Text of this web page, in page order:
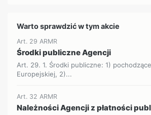
Warto sprawdzić w tym akcie
Art. 29 ARMR
Środki publiczne Agencji
Art. 29. 1. Środki publiczne: 1)
Europejskiej, 2)...
Art. 32 ARMR
Należności Agencji z płatności